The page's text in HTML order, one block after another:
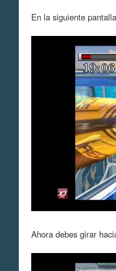
En la siguiente
Ahora debes girar